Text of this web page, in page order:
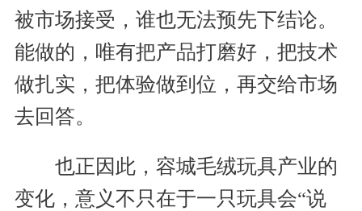
被市场接受，谁也无法预先下结论。
能做的，唯有把产品打磨好，把技术
做扎实，把体验做到位，再交给市场
去回答。
也正因此，容城毛绒玩具产业的
变化，意义不只在于一只玩具会“说